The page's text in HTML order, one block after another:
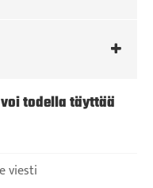
todella täyttää
viesti